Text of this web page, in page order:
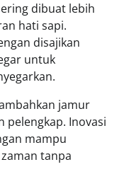
dibuat lebih
hati sapi.
disajikan
untuk
jamur
pelengkap. Inovasi
mampu
tanpa